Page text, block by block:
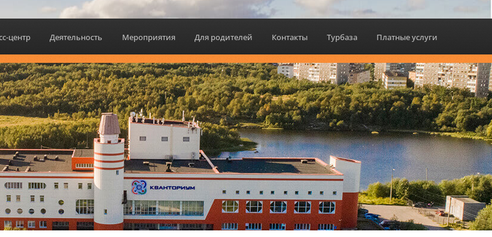
центр Деятельность Мероприятия Для родителей Контакты Турбаза Платные услуги